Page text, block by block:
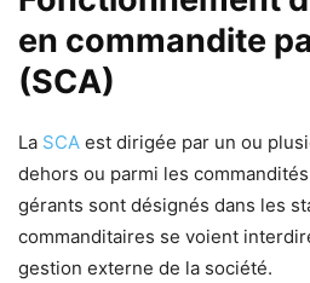
en commandite
(SCA)
La SCA est dirigée par un ou
dehors ou parmi les
gérants sont désignés dans les
commanditaires se voient
gestion externe de la société.